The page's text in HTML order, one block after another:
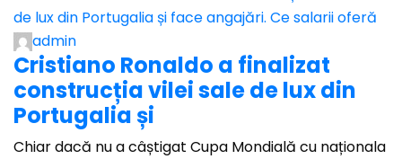
admin
Cristiano Ronaldo a finalizat
construcția vilei sale de lux din
Portugalia și
Chiar dacă nu a câștigat Cupa Mondială cu naționala